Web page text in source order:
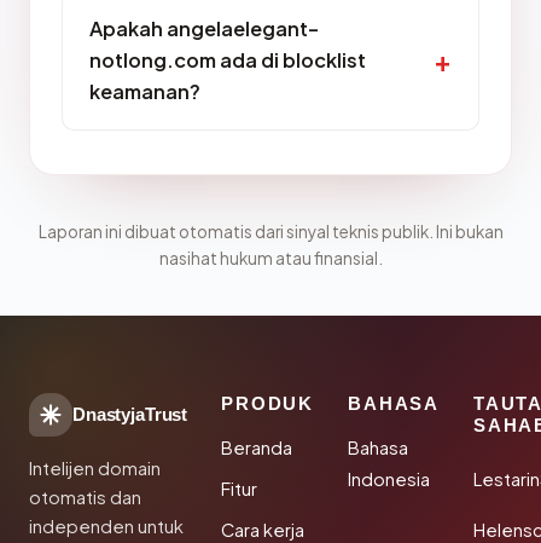
Apakah angelaelegant-
notlong.com ada di blocklist
keamanan?
Laporan ini dibuat otomatis dari sinyal teknis publik. Ini bukan
nasihat hukum atau finansial.
DnastyjaTrust
Intelijen domain
otomatis dan
independen untuk
PRODUK
Beranda
Fitur
Cara kerja
BAHASA
Bahasa
Indonesia